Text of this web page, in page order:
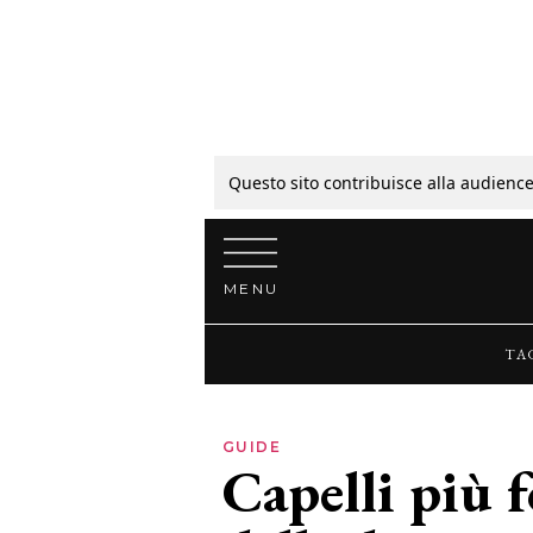
Questo sito contribuisce alla
Vai al contenuto
MENU
GUIDE
Capelli più